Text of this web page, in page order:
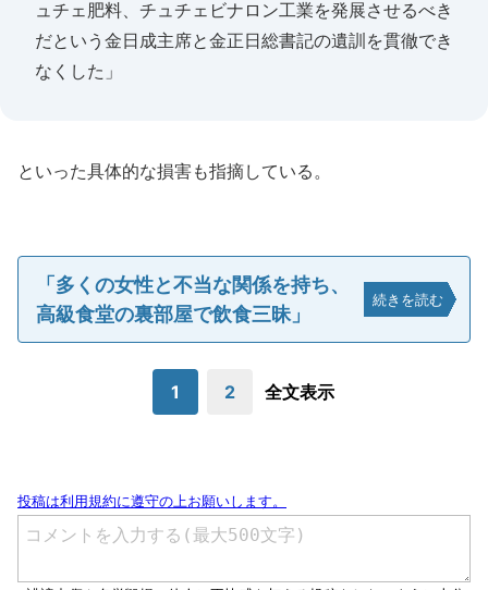
ュチェ肥料、チュチェビナロン工業を発展させるべき
だという金日成主席と金正日総書記の遺訓を貫徹でき
なくした」
といった具体的な損害も指摘している。
「多くの女性と不当な関係を持ち、
高級食堂の裏部屋で飲食三昧」
続きを読む
1 2 全文表示